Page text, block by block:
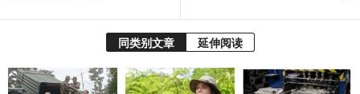
同类别文章 延伸阅读